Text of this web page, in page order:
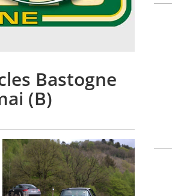
Bastogne
(B)